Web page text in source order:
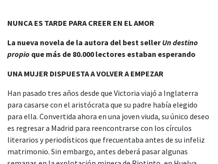
NUNCA ES TARDE PARA CREER EN EL AMOR
La nueva novela de la autora del best sellerUn destino
propio que más de 80.000 lectores estaban esperando
UNA MUJER DISPUESTA A VOLVER A EMPEZAR
Han pasado tres años desde que Victoria viajó a Inglaterra
para casarse con el aristócrata que su padre había elegido
para ella. Convertida ahora en una joven viuda, su único deseo
es regresar a Madrid para reencontrarse con los círculos
literarios y periodísticos que frecuentaba antes de su infeliz
matrimonio. Sin embargo, antes deberá pasar algunas